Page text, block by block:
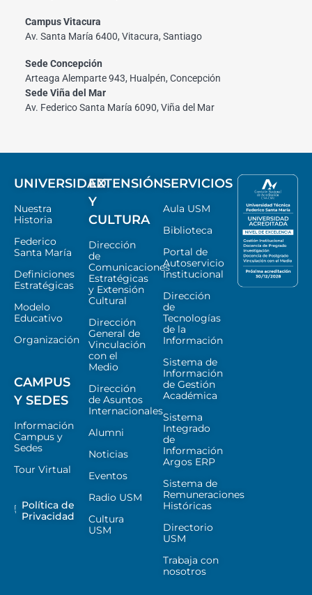
Campus Vitacura
Av. Santa María 6400, Vitacura, Santiago
Sede Concepción
Arteaga Alemparte 943, Hualpén, Concepción
Sede Viña del Mar
Av. Federico Santa María 6090, Viña del Mar
UNIVERSIDAD
Nuestra
Historia
Federico
Santa María
Definiciones
Estratégicas
Modelo
Educativo
Organización
CAMPUS
Y SEDES
Información
Campus y
Sedes
Tour Virtual
Política de
Privacidad
EXTENSIÓN
Y
CULTURA
Dirección
de
Comunicaciones
Estratégicas
y Extensión
Cultural
Dirección
General de
Vinculación
con el
Medio
Dirección
de Asuntos
Internacionales
Alumni
Noticias
Eventos
Radio USM
Cultura
USM
SERVICIOS
Aula USM
Biblioteca
Portal de
Autoservicio
Institucional
Dirección
de
Tecnologías
de la
Información
Sistema de
Información
de Gestión
Académica
Sistema
Integrado
de
Información
Argos ERP
Sistema de
Remuneraciones
Históricas
Directorio
USM
Trabaja con
nosotros